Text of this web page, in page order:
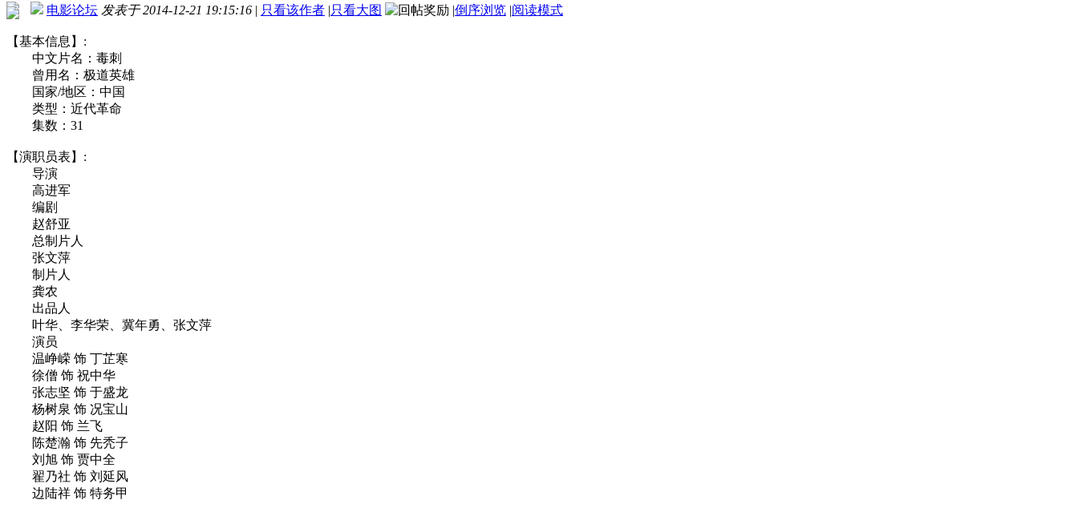
电影论坛 发表于 2014-12-21 19:15:16 | 只看该作者 |只看大图 |倒序浏览 |阅读模式
【基本信息】:
中文片名：毒刺
曾用名：极道英雄
国家/地区：中国
类型：近代革命
集数：31
【演职员表】:
导演
高进军
编剧
赵舒亚
总制片人
张文萍
制片人
龚农
出品人
叶华、李华荣、冀年勇、张文萍
演员
温峥嵘 饰 丁芷寒
徐僧 饰 祝中华
张志坚 饰 于盛龙
杨树泉 饰 况宝山
赵阳 饰 兰飞
陈楚瀚 饰 先秃子
刘旭 饰 贾中全
翟乃社 饰 刘延风
边陆祥 饰 特务甲